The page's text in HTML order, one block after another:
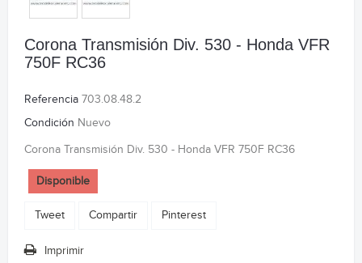
Corona Transmisión Div. 530 - Honda VFR
750F RC36
Referencia 703.08.48.2
Condición Nuevo
Corona Transmisión Div. 530 - Honda VFR 750F RC36
Disponible
Tweet Compartir Pinterest
Imprimir